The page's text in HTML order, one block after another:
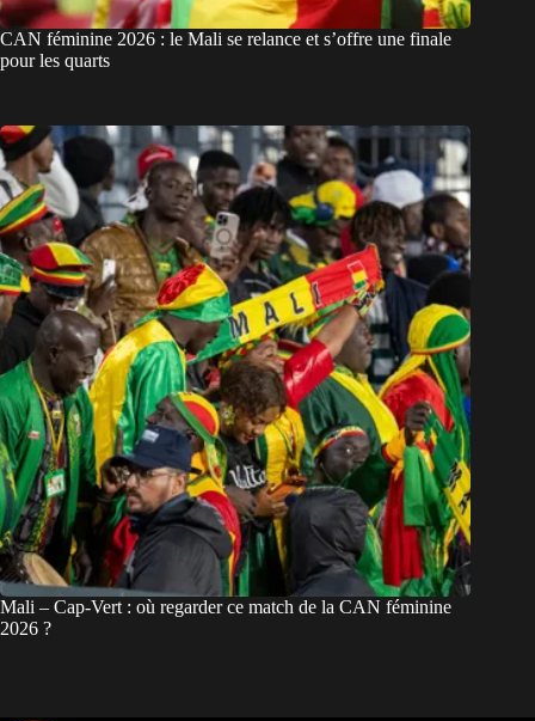
CAN féminine 2026 : le Mali se relance et s’offre une finale
pour les quarts
Mali – Cap-Vert : où regarder ce match de la CAN féminine
2026 ?